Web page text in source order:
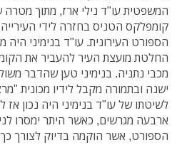
המשפטית עו"ד נילי ארז, מתוך
קומפלקס הטניס בחזרה לידי
הספורט העירונית. עו"ד בנימיני היה
החלטת מועצת העיר להעביר את
מכבי נתניה. בנימיני טען שהדבר
ישנה ובתמורה מקבל לידיו מכונית
לשיטתו של עו"ד בנימיני היה נכון
ארבעה מגרשים, כאשר היתר ימסרו
הספורט, אשר הוקמה בדיוק לצורך